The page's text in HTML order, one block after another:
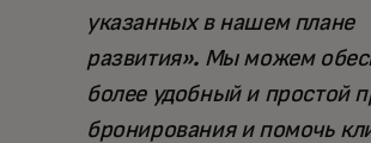
указанных в нашем плане
развития». Мы можем
более удобный и простой
бронирования и помочь